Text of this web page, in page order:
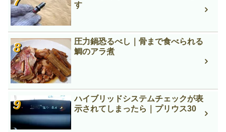
す
圧力鍋恐るべし｜骨まで食べられる
鯛のアラ煮
ハイブリッドシステムチェックが表
示されてしまったら｜プリウス30